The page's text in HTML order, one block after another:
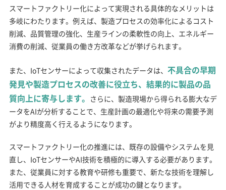
スマートファクトリー化によって実現される具体的なメリットは
多岐にわたります。例えば、製造プロセスの効率化によるコスト
削減、品質管理の強化、生産ラインの柔軟性の向上、エネルギー
消費の削減、従業員の働き方改革などが挙げられます。
また、IoTセンサーによって収集されたデータは、 不具合の早期
発見や製造プロセスの改善に役立ち、結果的に製品の品
質向上に寄与します。 さらに、製造現場から得られる膨大なデ
ータをAIが分析することで、生産計画の最適化や将来の需要予測
がより精度高く行えるようになります。
スマートファクトリー化の推進には、既存の設備やシステムを見
直し、IoTセンサーやAI技術を積極的に導入する必要があります。
また、従業員に対する教育や研修も重要で、新たな技術を理解し
活用できる人材を育成することが成功の鍵となります。